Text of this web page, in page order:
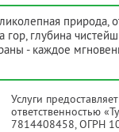
гор, глубина
- каждое
Услуги
ответственностью
7814408458, ОГРН